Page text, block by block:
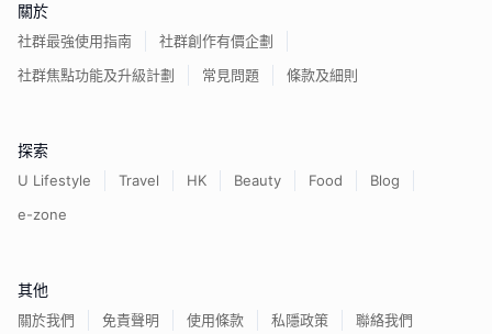
關於
社群最強使用指南
社群創作有價企劃
社群焦點功能及升級計劃
常見問題 條款及細則
探索
U Lifestyle Travel HK Beauty Food
Blog
e-zone
其他
關於我們 免責聲明 使用條款 私隱政策 聯絡我們